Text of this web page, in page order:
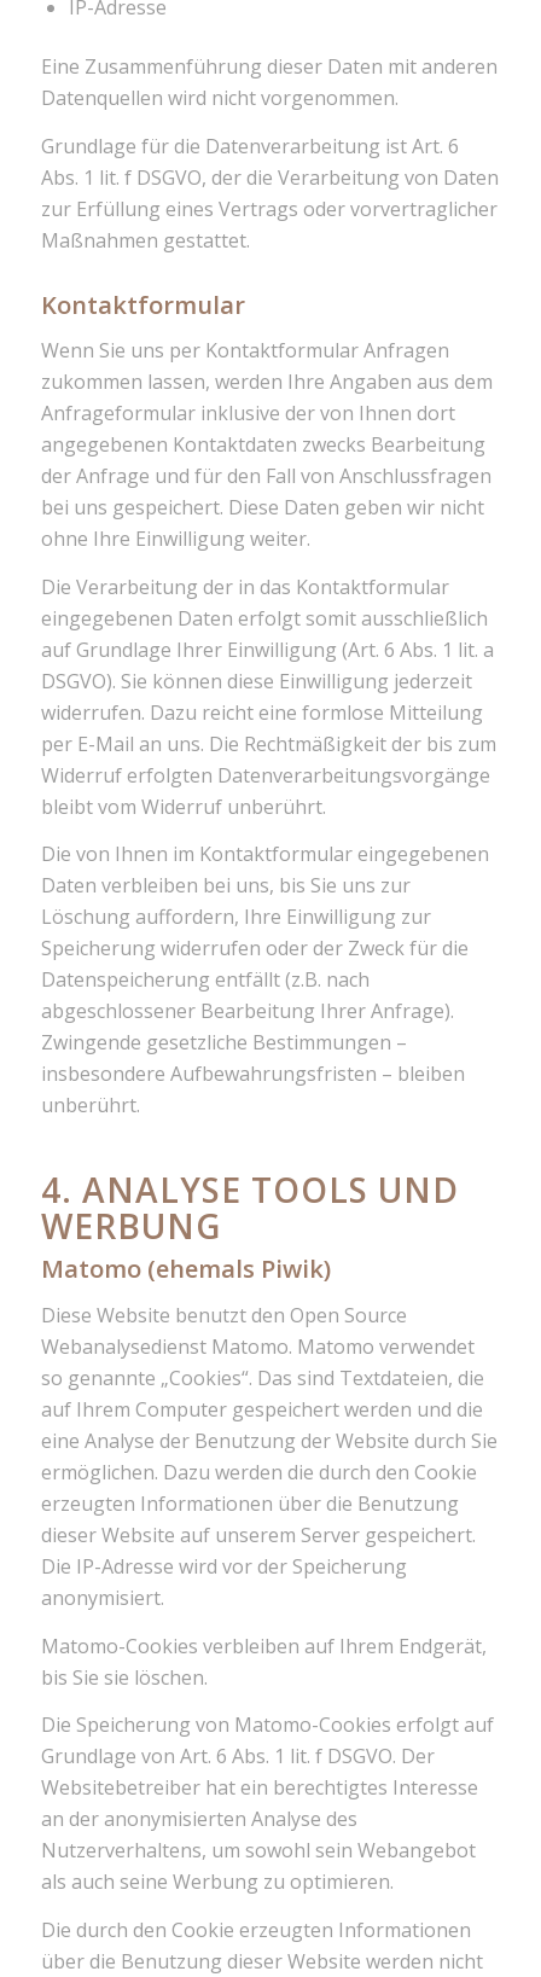
IP-Adresse
Eine Zusammenführung dieser Daten mit anderen
Datenquellen wird nicht vorgenommen.
Grundlage für die Datenverarbeitung ist Art. 6
Abs. 1 lit. f DSGVO, der die Verarbeitung von Daten
zur Erfüllung eines Vertrags oder vorvertraglicher
Maßnahmen gestattet.
Kontaktformular
Wenn Sie uns per Kontaktformular Anfragen
zukommen lassen, werden Ihre Angaben aus dem
Anfrageformular inklusive der von Ihnen dort
angegebenen Kontaktdaten zwecks Bearbeitung
der Anfrage und für den Fall von Anschlussfragen
bei uns gespeichert. Diese Daten geben wir nicht
ohne Ihre Einwilligung weiter.
Die Verarbeitung der in das Kontaktformular
eingegebenen Daten erfolgt somit ausschließlich
auf Grundlage Ihrer Einwilligung (Art. 6 Abs. 1 lit. a
DSGVO). Sie können diese Einwilligung jederzeit
widerrufen. Dazu reicht eine formlose Mitteilung
per E-Mail an uns. Die Rechtmäßigkeit der bis zum
Widerruf erfolgten Datenverarbeitungsvorgänge
bleibt vom Widerruf unberührt.
Die von Ihnen im Kontaktformular eingegebenen
Daten verbleiben bei uns, bis Sie uns zur
Löschung auffordern, Ihre Einwilligung zur
Speicherung widerrufen oder der Zweck für die
Datenspeicherung entfällt (z.B. nach
abgeschlossener Bearbeitung Ihrer Anfrage).
Zwingende gesetzliche Bestimmungen –
insbesondere Aufbewahrungsfristen – bleiben
unberührt.
4. ANALYSE TOOLS UND
WERBUNG
Matomo (ehemals Piwik)
Diese Website benutzt den Open Source
Webanalysedienst Matomo. Matomo verwendet
so genannte „Cookies“. Das sind Textdateien, die
auf Ihrem Computer gespeichert werden und die
eine Analyse der Benutzung der Website durch Sie
ermöglichen. Dazu werden die durch den Cookie
erzeugten Informationen über die Benutzung
dieser Website auf unserem Server gespeichert.
Die IP-Adresse wird vor der Speicherung
anonymisiert.
Matomo-Cookies verbleiben auf Ihrem Endgerät,
bis Sie sie löschen.
Die Speicherung von Matomo-Cookies erfolgt auf
Grundlage von Art. 6 Abs. 1 lit. f DSGVO. Der
Websitebetreiber hat ein berechtigtes Interesse
an der anonymisierten Analyse des
Nutzerverhaltens, um sowohl sein Webangebot
als auch seine Werbung zu optimieren.
Die durch den Cookie erzeugten Informationen
über die Benutzung dieser Website werden nicht